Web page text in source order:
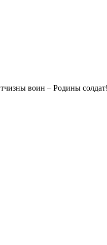
воин – Родины